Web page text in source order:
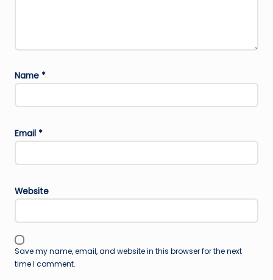
Name *
Email *
Website
Save my name, email, and website in this browser for the next
time I comment.